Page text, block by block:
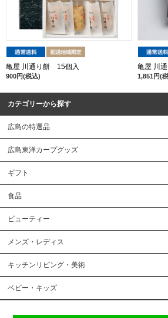
亀屋 川通り餅 15個入
900円(税込)
亀屋 川
1,851円(
カテゴリーから探す
広島の特選品
広島東洋カープグッズ
ギフト
食品
ビューティー
メンズ・レディス
キッチンリビング・美術
ベビー・キッズ